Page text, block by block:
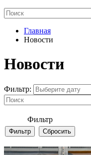
Главная
Новости
Новости
Фильтр:
Фильтр